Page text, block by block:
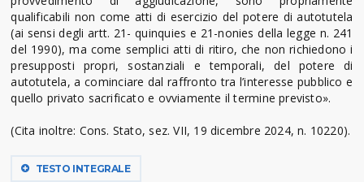
qualificabili non come atti di esercizio del potere di autotutela
(ai sensi degli artt. 21- quinquies e 21-nonies della legge n. 241
del 1990), ma come semplici atti di ritiro, che non richiedono i
presupposti propri, sostanziali e temporali, del potere di
autotutela, a cominciare dal raffronto tra l’interesse pubblico e
quello privato sacrificato e ovviamente il termine previsto».
(Cita inoltre: Cons. Stato, sez. VII, 19 dicembre 2024, n. 10220).
TESTO INTEGRALE